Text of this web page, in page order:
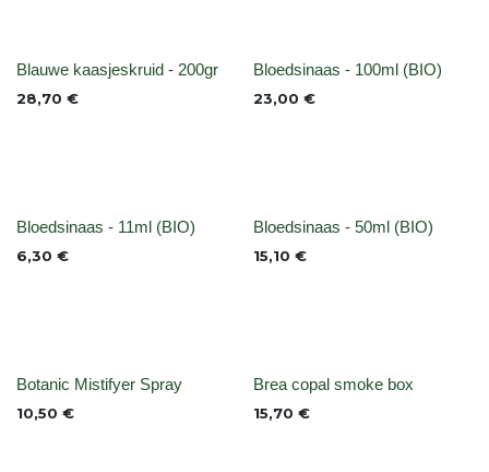
None
Blauwe kaasjeskruid - 200gr
28,70 € None
Bloedsinaas - 100ml (BIO)
23,00 €
None
Bloedsinaas - 11ml (BIO)
6,30 € None
Bloedsinaas - 50ml (BIO)
15,10 €
None
Botanic Mistifyer Spray
10,50 € Niet op voorraad
Brea copal smoke box
15,70 €